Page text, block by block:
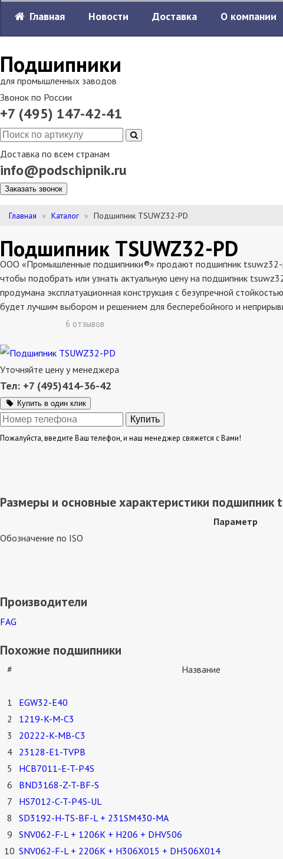
Подшипники
для промышленных заводов
Звонок по России
+7 (495) 147-42-41
Доставка по всем странам
info@podschipnik.ru
Заказать звонок
Главная Новости Доставка О компании
Главная Каталог Подшипник TSUWZ32-PD
Подшипник TSUWZ32-PD
ООО «Промышленные подшипники®» продают подшипник tsuwz32-
чтобы подобрать или узнать актуальную цену на подшипник
продумана эксплатуационная конструкция с безупречной
будет лучшим выбором и решением для бесперебойного и
6 отзывов
Уточняйте цену у менеджера
Тел: +7 (495)414-36-42
Купить в один клик
Пожалуйста, введите Ваш телефон, и наш менеджер свяжется с Вами!
Размеры и основные характеристики подшипник
Параметр
Обозначение по ISO
Производители
FAG
Похожие подшипники
# Название
1
EGW32-E40
2
1219-K-M-C3
3
20222-K-MB-C3
4
23128-E1-TVPB
5
HCB7011-E-T-P4S
6
BND3168-Z-T-BF-S
7
HS7012-C-T-P4S-UL
8
SD3192-H-TS-BF-L + 231SM430-MA
9 SNV062-F-L + 1206K + H206 + DHV506
10 SNV062-F-L + 2206K + H306X015 + DH506X014